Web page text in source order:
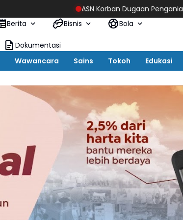
ASN Korban Dugaan Penganiayaan Ketua
Berita Bisnis Bola
Dokumentasi
Wawancara Sains Tokoh Edukasi